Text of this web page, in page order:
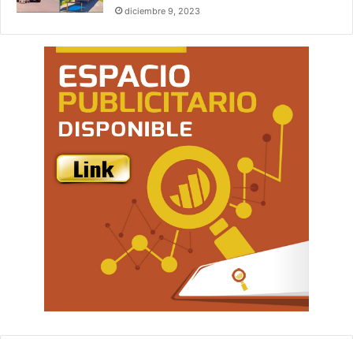
diciembre 9, 2023